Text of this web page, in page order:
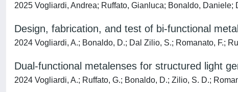
2025 Vogliardi, Andrea; Ruffato, Gianluca; Bonaldo,
Design, fabrication, and test of bi-functional
2024 Vogliardi, A.; Bonaldo, D.; Dal Zilio, S.; Romanato, F.;
Dual-functional metalenses for structured light
2024 Vogliardi, A.; Ruffato, G.; Bonaldo, D.; Zilio, S. D.;